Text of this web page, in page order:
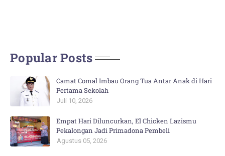
Popular Posts
Camat Comal Imbau Orang Tua Antar Anak di Hari
Pertama Sekolah
Juli 10, 2026
Empat Hari Diluncurkan, El Chicken Lazismu
Pekalongan Jadi Primadona Pembeli
Agustus 05, 2026